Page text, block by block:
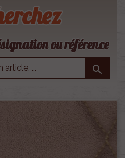
ou référence
